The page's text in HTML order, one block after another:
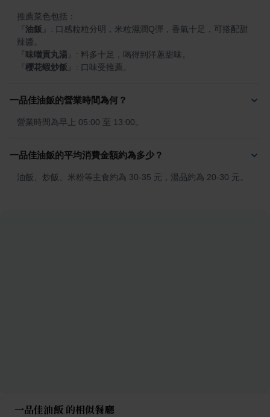
油飯
: 口感粒粒分明，米粒濕潤Q彈，香氣十足，可搭配甜
味噌貢丸湯
櫻花蝦炒飯 : 口味受推薦。
一品佳油飯的營業時間為何？
營業時間為早上 05:00 至 13:00。
一品佳油飯的平均消費金額約為多少？
油飯、炒飯、米粉等主食約為 30-35 元，湯品約為 20-30 元。
一品佳油飯 的相似餐廳